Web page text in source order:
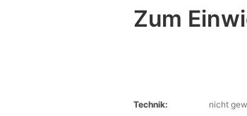
Zum
Technik:
nicht